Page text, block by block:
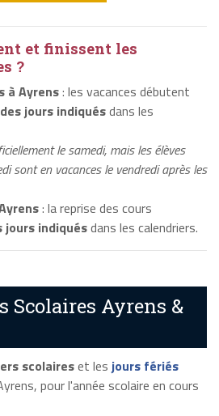
et finissent les
?
à Ayrens: les vacances débutent
des jours indiquésdans les
le samedi, mais les élèves
sont en vacances le vendredi après les
: la reprise des cours
jours indiquésdans les calendriers.
Scolaires Ayrens &
scolaireset les jours fériés
pour l'année scolaire en cours